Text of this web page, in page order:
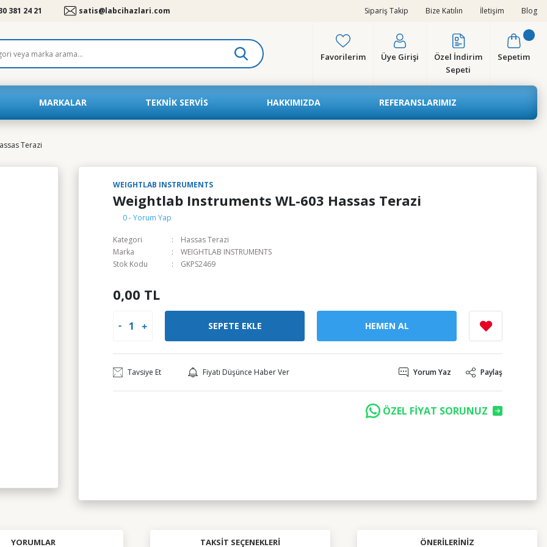
381 24 21 satis@labcihazlari.com Sipariş Takip Bize Katılın İletişim Blog
Favorilerim Üye Girişi
Özel İndirim
Sepeti
Sepetim
MARKALAR TEKNIK SERVIS HAKKIMIZDA REFERANSLARIMIZ
Terazi
WEIGHTLAB INSTRUMENTS
Weightlab Instruments WL-603 Hassas Terazi
0 - Yorum Yap
Kategori
Hassas Terazi
Marka
WEIGHTLAB INSTRUMENTS
Stok Kodu
GKPS2469
0,00 TL
SEPETE EKLE HEMEN AL
Tavsiye Et Fiyatı Düşünce Haber Ver Yorum Yaz Paylaş
ÖZEL FİYAT SORUNUZ
YORUMLAR TAKSIT SEÇENEKLERI ÖNERILERINIZ